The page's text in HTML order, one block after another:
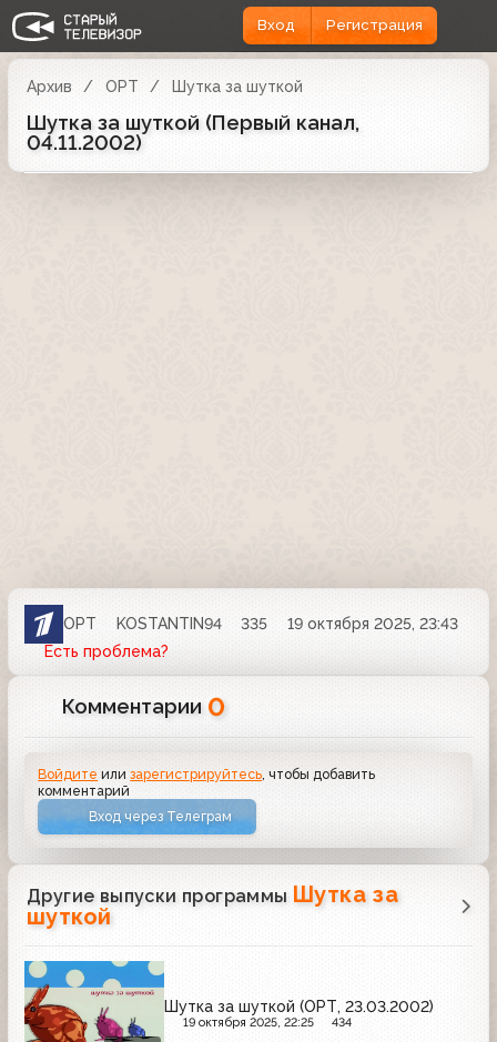
Вход Регистрация
Архив ОРТ Шутка за шуткой
Шутка за шуткой (Первый канал,
04.11.2002)
ОРТ KOSTANTIN94 335
19 октября 2025, 23:43
Есть проблема?
Комментарии 0
Войдите илизарегистрируйтесь , чтобы добавить
комментарий
Вход через Телеграм
Другие выпуски программы Шутка за
шуткой
Шутка за шуткой (ОРТ, 23.03.2002)
19 октября 2025, 22:25 434